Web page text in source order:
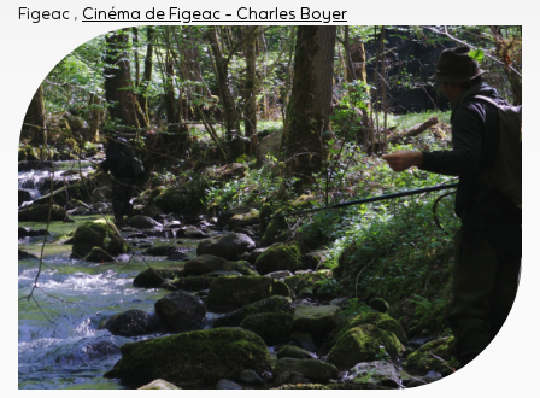
Figeac
Cinéma de Figeac - Charles Boyer